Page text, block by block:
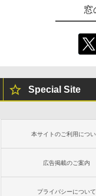
窓
Special Site
本サイトのご利用につ
広告掲載のご案内
プライバシーについて